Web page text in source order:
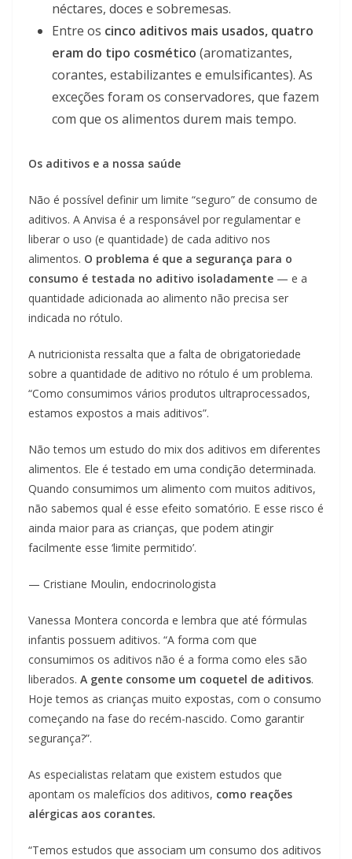
néctares, doces e sobremesas.
Entre os cinco aditivos mais usados, quatro
eram do tipo cosmético (aromatizantes,
corantes, estabilizantes e emulsificantes). As
exceções foram os conservadores, que fazem
com que os alimentos durem mais tempo.
Os aditivos e a nossa saúde
Não é possível definir um limite “seguro” de consumo de
aditivos. A Anvisa é a responsável por regulamentar e
liberar o uso (e quantidade) de cada aditivo nos
alimentos. O problema é que a segurança para o
consumo é testada no aditivo isoladamente — e a
quantidade adicionada ao alimento não precisa ser
indicada no rótulo.
A nutricionista ressalta que a falta de obrigatoriedade
sobre a quantidade de aditivo no rótulo é um problema.
“Como consumimos vários produtos ultraprocessados,
estamos expostos a mais aditivos”.
Não temos um estudo do mix dos aditivos em diferentes
alimentos. Ele é testado em uma condição determinada.
Quando consumimos um alimento com muitos aditivos,
não sabemos qual é esse efeito somatório. E esse risco é
ainda maior para as crianças, que podem atingir
facilmente esse ‘limite permitido’.
— Cristiane Moulin, endocrinologista
Vanessa Montera concorda e lembra que até fórmulas
infantis possuem aditivos. “A forma com que
consumimos os aditivos não é a forma como eles são
liberados. A gente consome um coquetel de aditivos.
Hoje temos as crianças muito expostas, com o consumo
começando na fase do recém-nascido. Como garantir
segurança?”.
As especialistas relatam que existem estudos que
apontam os malefícios dos aditivos, como reações
alérgicas aos corantes.
“Temos estudos que associam um consumo dos aditivos